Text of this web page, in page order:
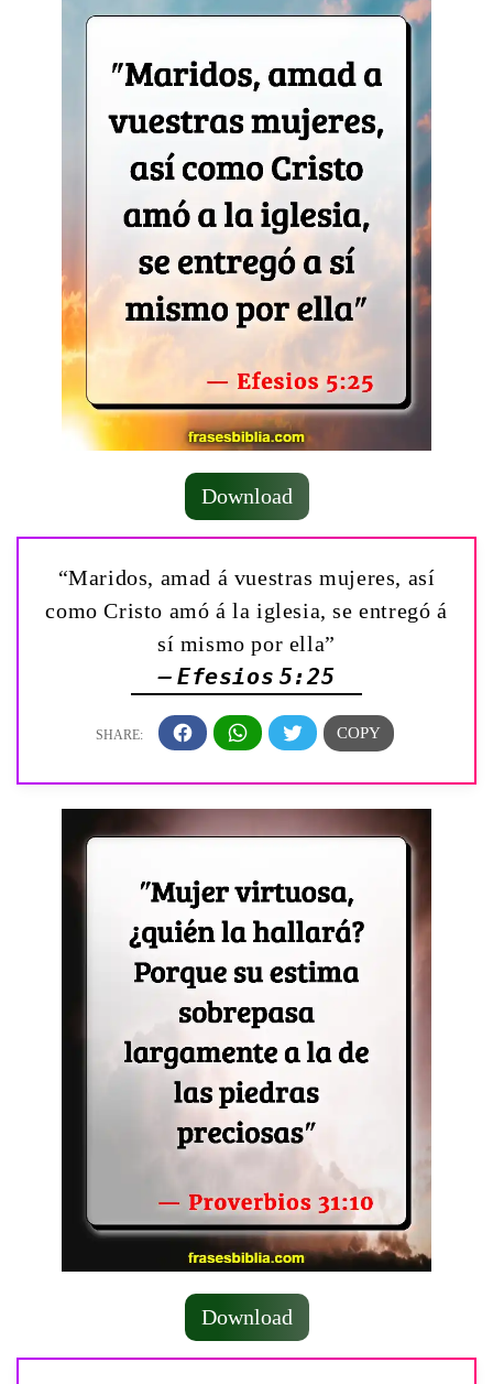
Download
“Maridos, amad á vuestras mujeres, así
como Cristo amó á la iglesia, se entregó á
sí mismo por ella”
— Efesios 5:25
Download